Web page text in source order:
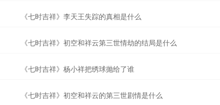
《七时吉祥》李天王失踪的真相是什么
《七时吉祥》初空和祥云第三世情劫的结局是什么
《七时吉祥》杨小祥把绣球抛给了谁
《七时吉祥》初空和祥云的第三世剧情是什么